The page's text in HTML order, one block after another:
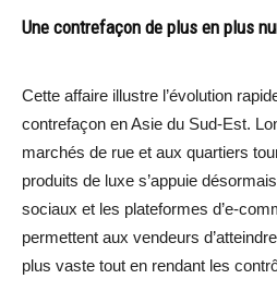
Une contrefaçon de plus en plus
Cette affaire illustre l’évolution
contrefaçon en Asie du Sud-Est.
marchés de rue et aux quartiers
produits de luxe s’appuie
sociaux et les plateformes d’e-
permettent aux vendeurs
plus vaste tout en rendant les